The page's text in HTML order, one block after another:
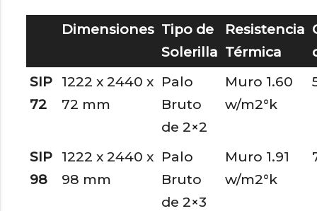
Dimensiones Tipo de
Solerilla
Resistencia
Térmica
SIP
72
1222 x 2440 x
72 mm
Palo
Bruto
de 2×2
Muro 1.60
w/m2°k
SIP
98
1222 x 2440 x
98 mm
Palo
Bruto
de 2×3
Muro 1.91
w/m2°k